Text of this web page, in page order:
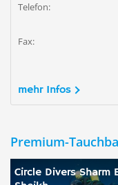
Telefon:
Fax:
mehr Infos
Premium-
Circle Divers Sharm